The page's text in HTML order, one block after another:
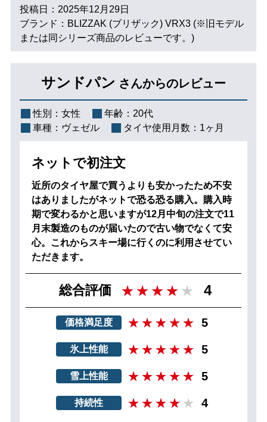
投稿日：2025年12月29日
ブランド：BLIZZAK (ブリザック) VRX3 (※旧モデル
または同シリーズ商品のレビューです。)
サンドパン さんからのレビュー
性別： 女性 年齢： 20代
車種： ヴェゼル タイヤ使用月数： 1ヶ月
ネットで初注文
近所のタイヤ屋で買うよりも安かったため不安
はありましたがネットで恐る恐る購入。購入時
期で変わるかと思いますが12月中旬の注文で11
月末製造のものが届いたので古い物でなくて安
心。これからスキー場に行くのに利用させてい
ただきます。
総合評価 4
価格満足度 5
氷上性能 5
雪上性能 5
持続性 4